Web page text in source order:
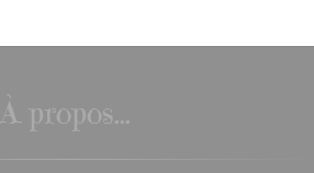
À propos...